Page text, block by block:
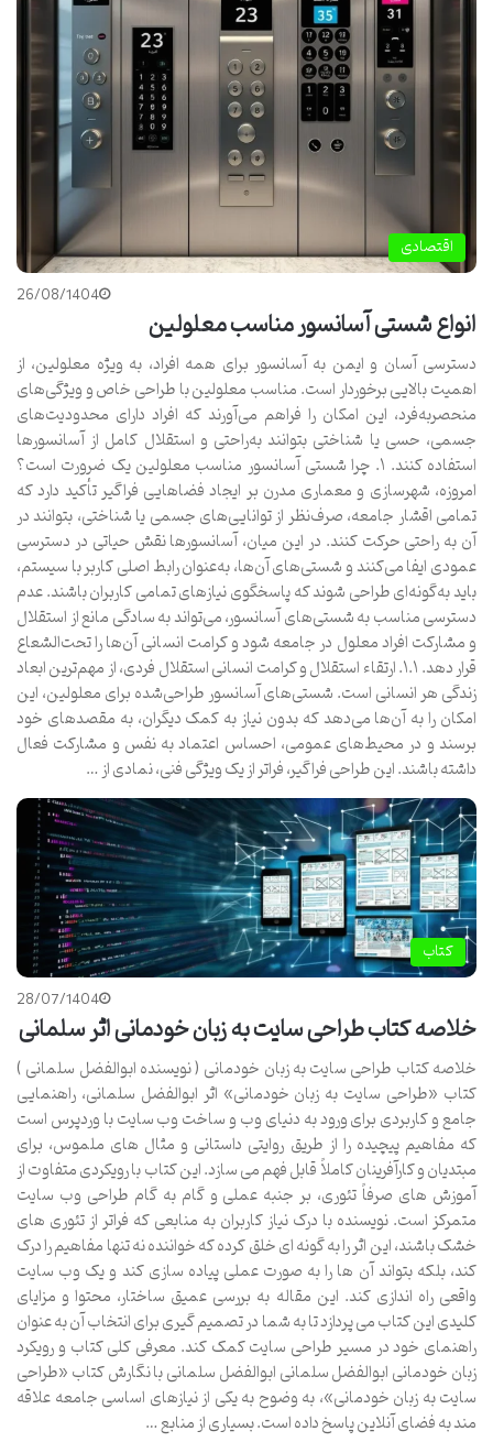
اقتصادی
26/08/1404
انواع شستی آسانسور مناسب معلولین
دسترسی آسان و ایمن به آسانسور برای همه افراد، به ویژه معلولین، از
اهمیت بالایی برخوردار است. مناسب معلولین با طراحی خاص و ویژگی‌های
منحصربه‌فرد، این امکان را فراهم می‌آورند که افراد دارای محدودیت‌های
جسمی، حسی یا شناختی بتوانند به‌راحتی و استقلال کامل از آسانسورها
استفاده کنند. ۱. چرا شستی آسانسور مناسب معلولین یک ضرورت است؟
امروزه، شهرسازی و معماری مدرن بر ایجاد فضاهایی فراگیر تأکید دارد که
تمامی اقشار جامعه، صرف‌نظر از توانایی‌های جسمی یا شناختی، بتوانند در
آن به راحتی حرکت کنند. در این میان، آسانسورها نقش حیاتی در دسترسی
عمودی ایفا می‌کنند و شستی‌های آن‌ها، به‌عنوان رابط اصلی کاربر با سیستم،
باید به‌گونه‌ای طراحی شوند که پاسخگوی نیازهای تمامی کاربران باشند. عدم
دسترسی مناسب به شستی‌های آسانسور، می‌تواند به سادگی مانع از استقلال
و مشارکت افراد معلول در جامعه شود و کرامت انسانی آن‌ها را تحت‌الشعاع
قرار دهد. ۱.۱. ارتقاء استقلال و کرامت انسانی استقلال فردی، از مهم‌ترین ابعاد
زندگی هر انسانی است. شستی‌های آسانسور طراحی‌شده برای معلولین، این
امکان را به آن‌ها می‌دهد که بدون نیاز به کمک دیگران، به مقصدهای خود
برسند و در محیط‌های عمومی، احساس اعتماد به نفس و مشارکت فعال
داشته باشند. این طراحی فراگیر، فراتر از یک ویژگی فنی، نمادی از …
کتاب
28/07/1404
خلاصه کتاب طراحی سایت به زبان خودمانی اثر سلمانی
خلاصه کتاب طراحی سایت به زبان خودمانی ( نویسنده ابوالفضل سلمانی )
کتاب «طراحی سایت به زبان خودمانی» اثر ابوالفضل سلمانی، راهنمایی
جامع و کاربردی برای ورود به دنیای وب و ساخت وب سایت با وردپرس است
که مفاهیم پیچیده را از طریق روایتی داستانی و مثال های ملموس، برای
مبتدیان و کارآفرینان کاملاً قابل فهم می سازد. این کتاب با رویکردی متفاوت از
آموزش های صرفاً تئوری، بر جنبه عملی و گام به گام طراحی وب سایت
متمرکز است. نویسنده با درک نیاز کاربران به منابعی که فراتر از تئوری های
خشک باشند، این اثر را به گونه ای خلق کرده که خواننده نه تنها مفاهیم را درک
کند، بلکه بتواند آن ها را به صورت عملی پیاده سازی کند و یک وب سایت
واقعی راه اندازی کند. این مقاله به بررسی عمیق ساختار، محتوا و مزایای
کلیدی این کتاب می پردازد تا به شما در تصمیم گیری برای انتخاب آن به عنوان
راهنمای خود در مسیر طراحی سایت کمک کند. معرفی کلی کتاب و رویکرد
زبان خودمانی ابوالفضل سلمانی ابوالفضل سلمانی با نگارش کتاب «طراحی
سایت به زبان خودمانی»، به وضوح به یکی از نیازهای اساسی جامعه علاقه
مند به فضای آنلاین پاسخ داده است. بسیاری از منابع …